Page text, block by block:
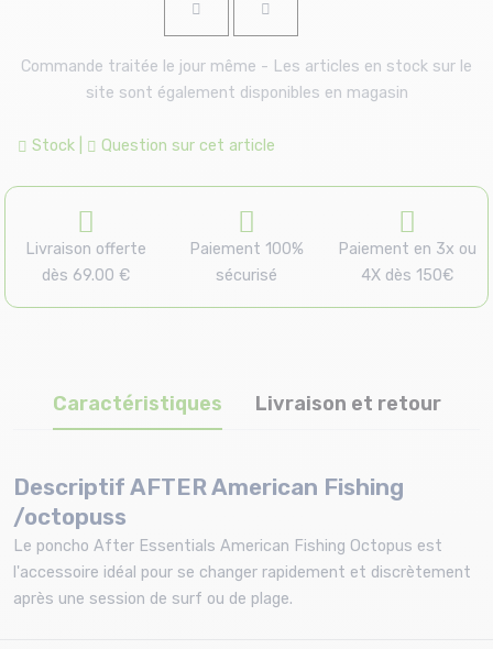
Commande traitée le jour même - Les articles en stock sur le
site sont également disponibles en magasin
Stock Question sur cet article
Livraison offerte
dès 69.00 €
Paiement 100%
sécurisé
Paiement en 3x ou
4X dès 150€
Caractéristiques Livraison et retour
Descriptif AFTER American Fishing
/octopuss
Le poncho After Essentials American Fishing Octopus est
l'accessoire idéal pour se changer rapidement et discrètement
après une session de surf ou de plage.